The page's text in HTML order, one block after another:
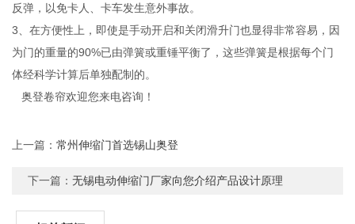
反弹，以免卡人、卡车发生意外事故。
3、在方便性上，即使是手动开启和关闭滑升门也显得非常容易，因
为门的重量的90%已由弹簧或重锤平衡了，这些弹簧是根据每个门
体经科学计算后单独配制的。
奥登卷帘欢迎您来电咨询！
上一篇：常州伸缩门首选锡山奥登
下一篇：无锡电动伸缩门厂家向您介绍产品设计原理